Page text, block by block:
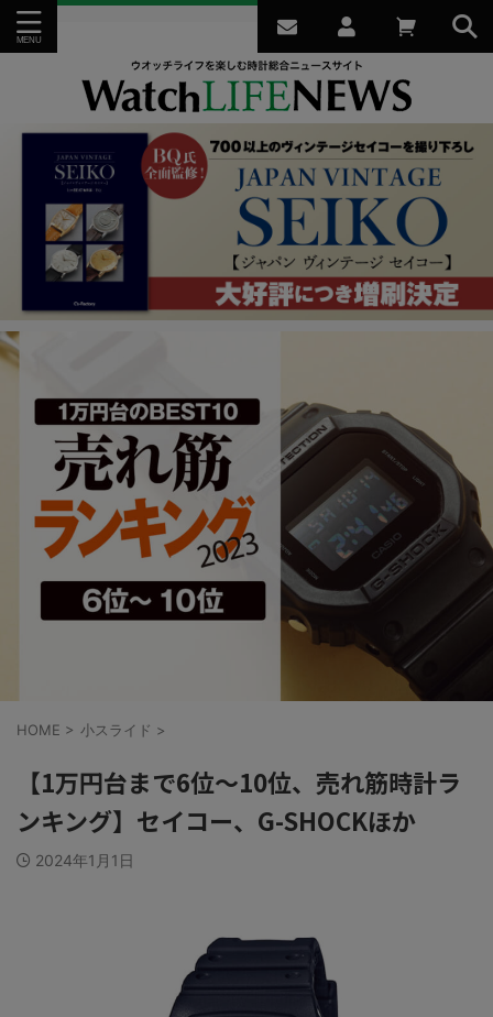
HOME > 小スライド >
【1万円台まで6位〜10位、売れ筋時計ラ
ンキング】セイコー、G-SHOCKほか
2024年1月1日